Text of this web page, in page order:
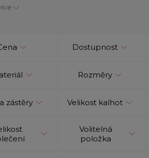
Dostupnost
Rozměry
zástěry Velikost kalhot
Volitelná
položka